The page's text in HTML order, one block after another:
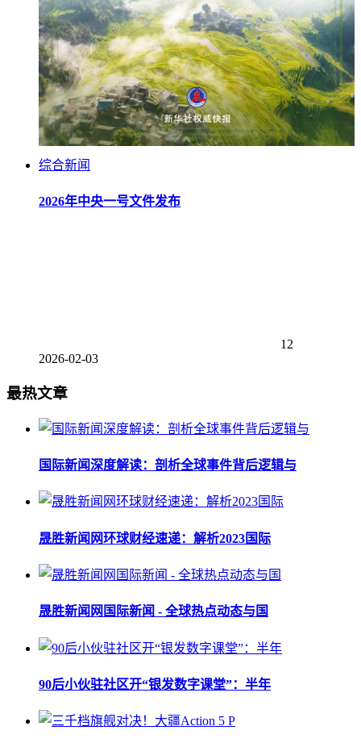
综合新闻
2026年中央一号文件发布
12
2026-02-03
最热文章
国际新闻深度解读：剖析全球事件背后逻辑与
晟胜新闻网环球财经速递：解析2023国际
晟胜新闻网国际新闻 - 全球热点动态与国
90后小伙驻社区开“银发数字课堂”：半年